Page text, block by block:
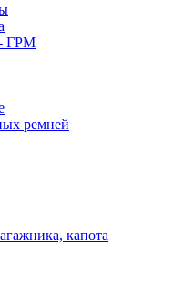
- ГРМ
ремней
капота